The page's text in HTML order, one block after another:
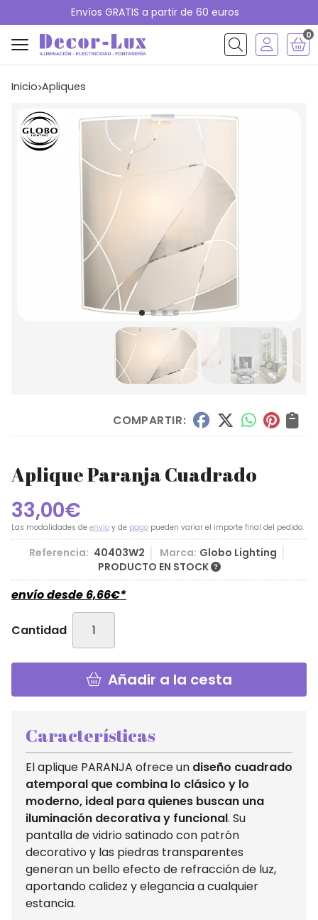
Envíos GRATIS a partir de 60 euros
Buscar
0
Inicio apliques
COMPARTIR:
Aplique Paranja Cuadrado
33,00€
Las modalidades de envío y de pago pueden variar el importe final del pedido.
Referencia: 40403W2 Marca: Globo Lighting
PRODUCTO EN STOCK
envío desde 6,66€*
Cantidad
Añadir a la cesta
Características
El aplique PARANJA ofrece un diseño cuadrado
atemporal que combina lo clásico y lo
moderno, ideal para quienes buscan una
iluminación decorativa y funcional. Su
pantalla de vidrio satinado con patrón
decorativo y las piedras transparentes
generan un bello efecto de refracción de luz,
aportando calidez y elegancia a cualquier
estancia.